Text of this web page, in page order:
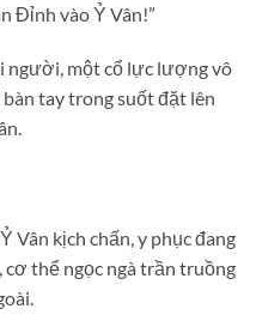
Đỉnh vào Ỷ Vân!”
người, một cổ lực lượng vô
tay trong suốt đặt lên
Vân kịch chấn, y phục đang
thể ngọc ngà trần truồng